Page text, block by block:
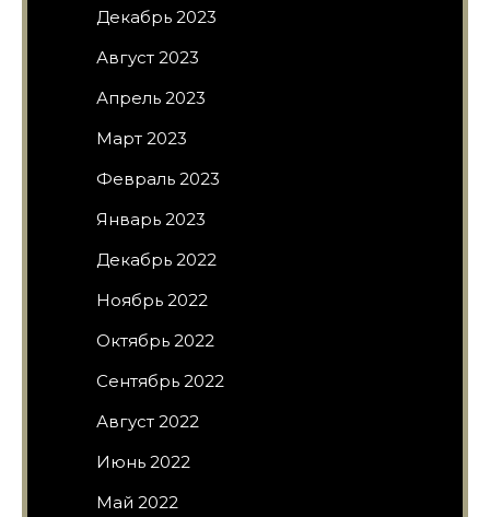
Декабрь 2023
Август 2023
Апрель 2023
Март 2023
Февраль 2023
Январь 2023
Декабрь 2022
Ноябрь 2022
Октябрь 2022
Сентябрь 2022
Август 2022
Июнь 2022
Май 2022